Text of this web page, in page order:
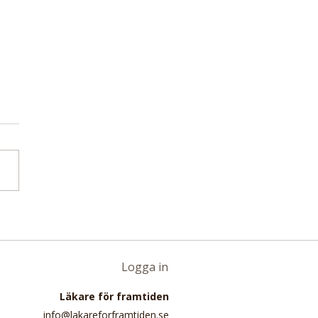
Logga in
Läkare för framtiden
info@lakareforframtiden.se